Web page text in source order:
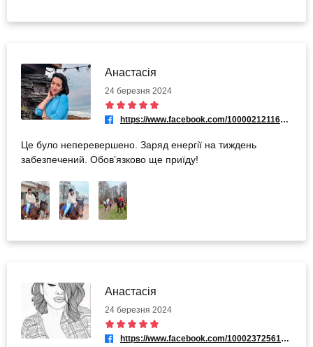
Анастасія
24 березня 2024
https://www.facebook.com/100002121163870
Це було неперевершено. Заряд енергії на тиждень
забезпечений. Обовʼязково ще приїду!
Анастасія
24 березня 2024
https://www.facebook.com/100023725612357